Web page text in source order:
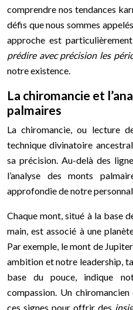
comprendre nos tendances
défis que nous sommes
approche est
prédire avec précision les
notre existence.
La chiromancie et
palmaires
La chiromancie, ou lecture
technique divinatoire
sa précision. Au-delà des
l’analyse des monts
approfondie de notre
Chaque mont, situé à la base
main, est associé à une
Par exemple, le mont de
ambition et notre leadership,
base du pouce, indique
compassion. Un
ces signes pour offrir des